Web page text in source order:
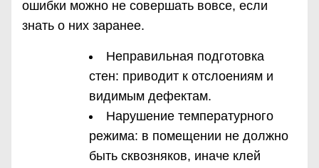
ошибки можно не совершать вовсе, если
знать о них заранее.
Неправильная подготовка
стен: приводит к отслоениям и
видимым дефектам.
Нарушение температурного
режима: в помещении не должно
быть сквозняков, иначе клей